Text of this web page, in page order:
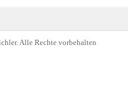
Alle Rechte vorbehalten